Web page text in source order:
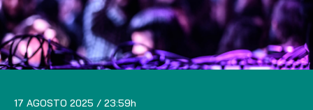
17 AGOSTO 2025 23:59